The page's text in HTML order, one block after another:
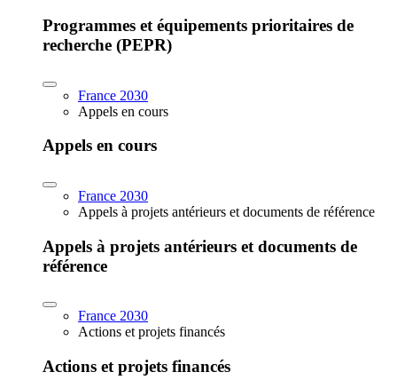
Programmes et équipements prioritaires de
recherche (PEPR)
France 2030
Appels en cours
Appels en cours
France 2030
Appels à projets antérieurs et documents de référence
Appels à projets antérieurs et documents de
référence
France 2030
Actions et projets financés
Actions et projets financés